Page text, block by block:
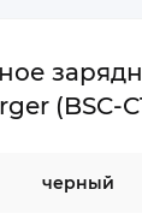
(BSC-
черный